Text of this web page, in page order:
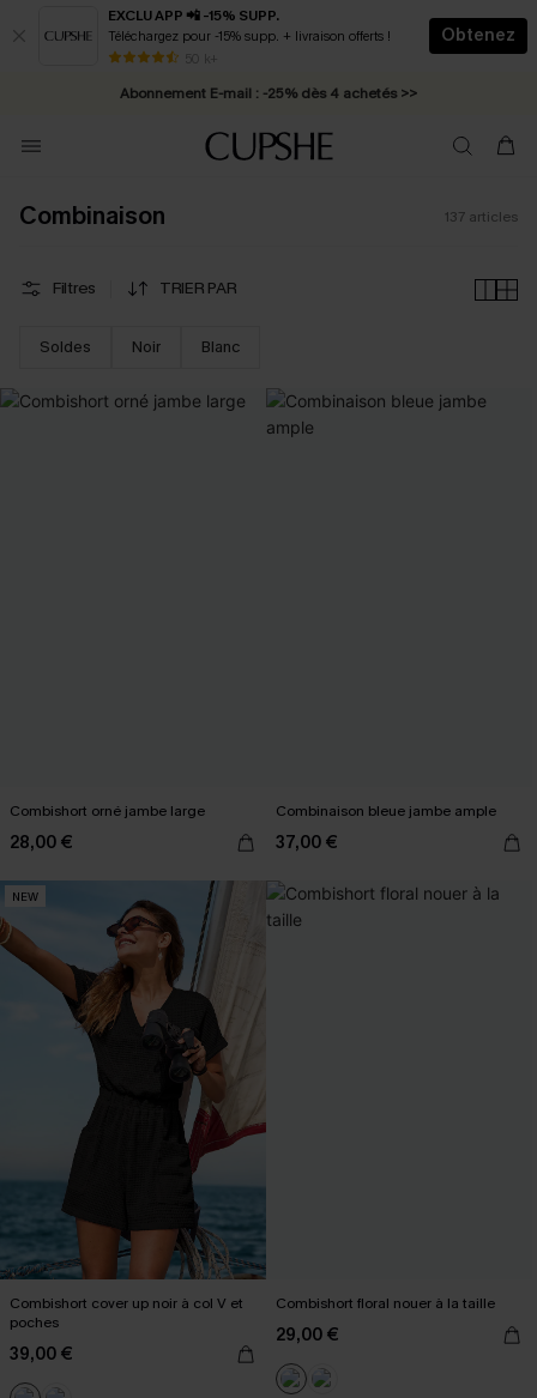
EXCLU APP 📲 -15% SUPP.
Téléchargez pour -15% supp. + livraison offerts !
50 k+
Obtenez
* Livraison éclair 2-3 jours ouvrés >>
Abonnement E-mail : -25% dès 4 achetés >>
Combinaison 137 articles
Filtres TRIER PAR
Soldes Noir Blanc
Combishort orné jambe large
28,00 €
Combinaison bleue jambe ample
37,00 €
NEW
Combishort cover up noir à col V et
poches
39,00 €
Combishort floral nouer à la taille
29,00 €